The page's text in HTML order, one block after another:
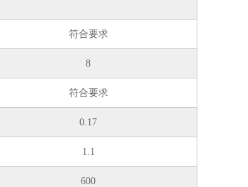
符合要求
8
符合要求
0.17
1.1
600